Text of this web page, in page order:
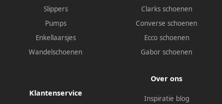
Slippers
Pumps
Enkellaarsjes
Wandelschoenen
Clarks schoenen
Converse schoenen
Ecco schoenen
Gabor schoenen
Klantenservice
Over ons
Inspiratie blog